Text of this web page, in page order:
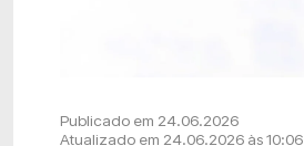
Publicado em 24.06.2026
Atualizado em 24.06.2026 às 10:06